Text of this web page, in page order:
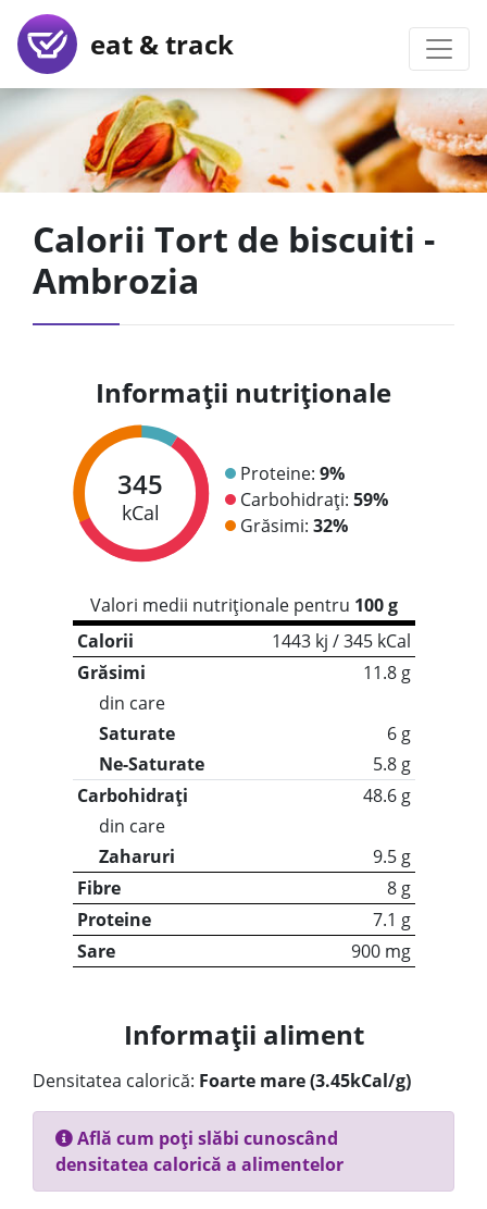
eat & track
Calorii Tort de biscuiti -
Ambrozia
Informații nutriționale
345
kCal
Proteine: 9%
Carbohidrați: 59%
Grăsimi: 32%
Valori medii nutriționale pentru 100 g
Calorii
1443 kj / 345 kCal
Grăsimi
11.8 g
din care
Saturate
6 g
Ne-Saturate
5.8 g
Carbohidrați
48.6 g
din care
Zaharuri
9.5 g
Fibre
8 g
Proteine
7.1 g
Sare
900 mg
Informații aliment
Densitatea calorică: Foarte mare (3.45kCal/g)
Află cum poți slăbi cunoscând
densitatea calorică a alimentelor